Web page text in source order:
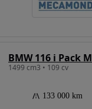
BMW 116 i Pack M
1499 cm3 • 109 cv
133 000 km